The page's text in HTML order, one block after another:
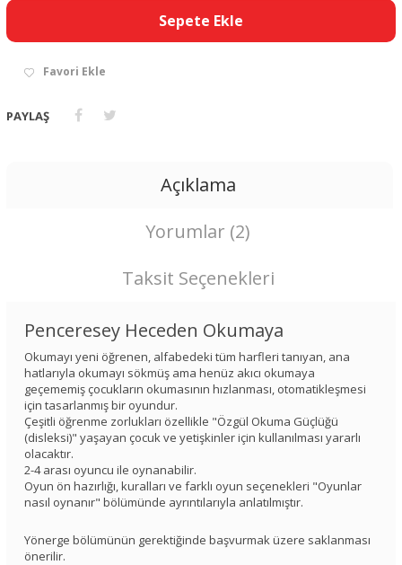
Sepete Ekle
Favori Ekle
PAYLAŞ
Açıklama
Yorumlar (2)
Taksit Seçenekleri
Penceresey Heceden Okumaya
Okumayı yeni öğrenen, alfabedeki tüm harfleri tanıyan, ana
hatlarıyla okumayı sökmüş ama henüz akıcı okumaya
geçememiş çocukların okumasının hızlanması, otomatikleşmesi
için tasarlanmış bir oyundur.
Çeşitli öğrenme zorlukları özellikle "Özgül Okuma Güçlüğü
(disleksi)" yaşayan çocuk ve yetişkinler için kullanılması yararlı
olacaktır.
2-4 arası oyuncu ile oynanabilir.
Oyun ön hazırlığı, kuralları ve farklı oyun seçenekleri "Oyunlar
nasıl oynanır" bölümünde ayrıntılarıyla anlatılmıştır.
Yönerge bölümünün gerektiğinde başvurmak üzere saklanması
önerilir.